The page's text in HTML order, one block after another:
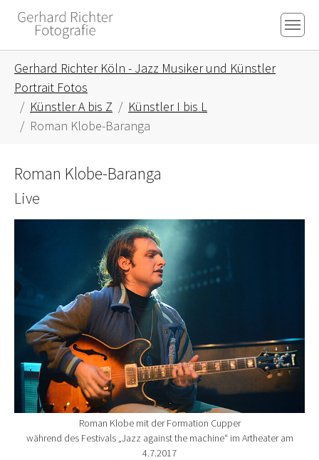
Skip to main content
Skip to page footer
Gerhard Richter Köln - Jazz Musiker und Künstler
Portrait Fotos
Künstler A bis Z
Künstler I bis L
Roman Klobe-Baranga
Roman Klobe-Baranga
Live
Show larger version for:
Roman Klobe mit der Formation Cupper
während des Festivals „Jazz against the machine“ im Artheater am
4.7.2017